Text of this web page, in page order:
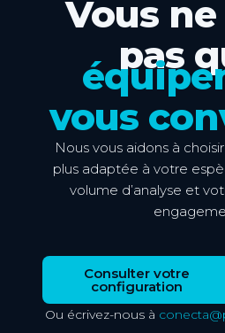
Vous ne
pas
vous
Nous vous aidons à
plus adaptée à votre
volume d’analyse et
Consulter votre
configuration
Ou écrivez-nous à